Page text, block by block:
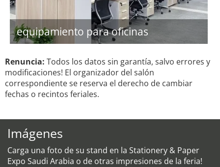
equipamiento para oficinas
Renuncia: Todos los datos sin garantía, salvo errores y
modificaciones! El organizador del salón
correspondiente se reserva el derecho de cambiar
fechas o recintos feriales.
Imágenes
Carga una foto de su stand en la Stationery & Paper
Expo Saudi Arabia o de otras impresiones de la feria!